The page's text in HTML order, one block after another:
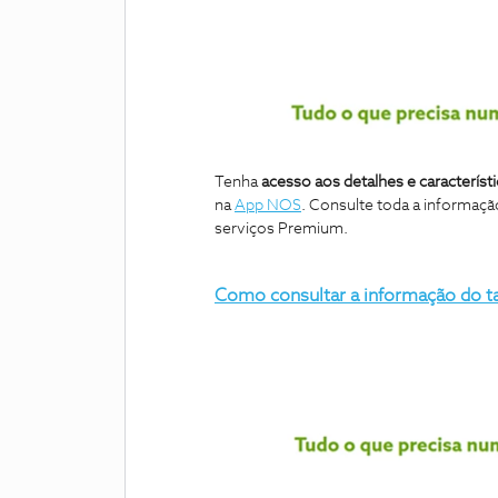
Tenha acesso aos detalhes e
na App NOS . Consulte toda a
serviços Premium.
Como consultar a informação do